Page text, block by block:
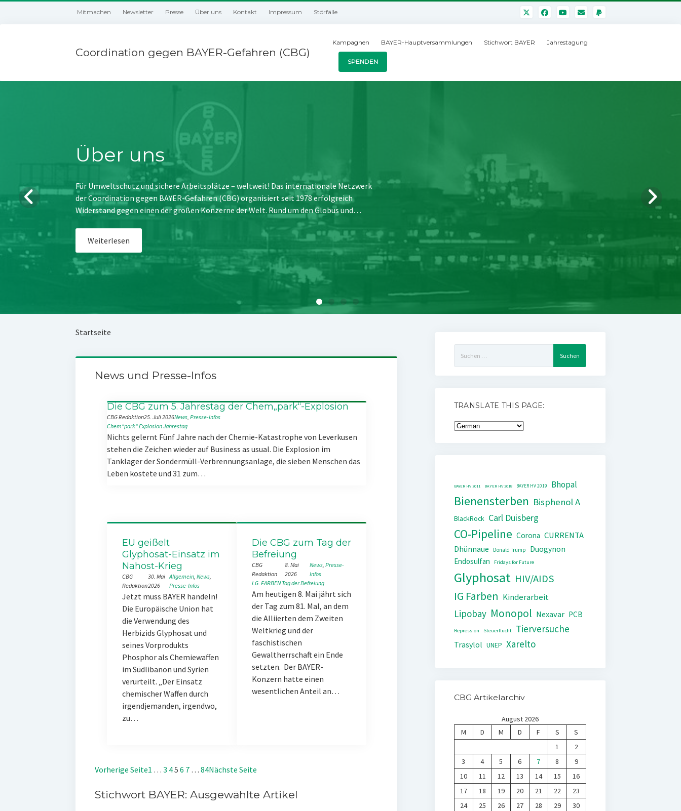
Mitmachen Newsletter Presse Über uns Kontakt Impressum Störfälle
Coordination gegen BAYER-Gefahren (CBG)
Kampagnen BAYER-Hauptversammlungen Stichwort BAYER Jahrestagung
SPENDEN
Über uns
Für Umweltschutz und sichere Arbeitsplätze – weltweit! Das internationale Netzwerk
der Coordination gegen BAYER-Gefahren (CBG) organisiert seit 1978 erfolgreich
Widerstand gegen einen der großen Konzerne der Welt. Rund um den Globus und…
Weiterlesen
Startseite
News und Presse-Infos
Die CBG zum 5. Jahrestag der Chem„park“-Explosion
CBG Redaktion25. Juli 2026News, Presse-Infos
Chem“park“ExplosionJahrestag
Nichts gelernt Fünf Jahre nach der Chemie-Katastrophe von Leverkusen
stehen die Zeichen wieder auf Business as usual. Die Explosion im
Tanklager der Sondermüll-Verbrennungsanlage, die sieben Menschen das
Leben kostete und 31 zum…
EU geißelt
Glyphosat-Einsatz im
Nahost-Krieg
CBG
Redaktion
30. Mai
2026
Allgemein, News
Presse-Infos
Jetzt muss BAYER handeln!
Die Europäische Union hat
die Verwendung des
Herbizids Glyphosat und
seines Vorprodukts
Phosphor als Chemiewaffen
im Südlibanon und Syrien
verurteilt. „Der Einsatz
chemischer Waffen durch
irgendjemanden, irgendwo,
zu…
Die CBG zum Tag der
Befreiung
CBG
Redaktion
8. Mai
2026
News, Presse-
Infos
I.G. FARBEN Tag der Befreiung
Am heutigen 8. Mai jährt sich
der Tag zum 81. Mal, an dem
die Alliierten dem Zweiten
Weltkrieg und der
faschistischen
Gewaltherrschaft ein Ende
setzten. Der BAYER-
Konzern hatte einen
wesentlichen Anteil an…
Vorherige Seite1 … 3 45 6 7 … 84Nächste Seite
Stichwort BAYER: Ausgewählte Artikel
nach:
TRANSLATE THIS PAGE:
BAYER HV 2011 BAYER HV 2018 BAYER HV 2019 Bhopal
Bienensterben Bisphenol A
BlackRock Carl Duisberg
CO-Pipeline Corona CURRENTA
Dhünnaue Donald Trump
Duogynon
Endosulfan
Fridays for Future
Glyphosat HIV/AIDS
IG Farben Kinderarbeit
Lipobay Monopol Nexavar PCB
Repression Steuerflucht Tierversuche
Trasylol UNEP Xarelto
CBG Artikelarchiv
August 2026
M
D M D F S
S
1
2
3
4 5 6 7 8
9
10
11 12 13 14 15
16
17
18 19 20 21 22
23
24
25 26 27 28 29
30